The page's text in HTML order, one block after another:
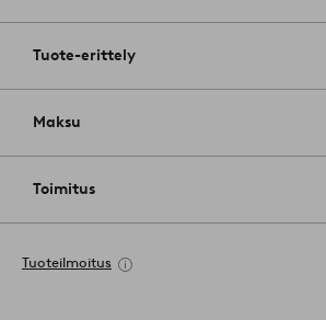
Tuote-erittely
Maksu
Toimitus
Tuoteilmoitus